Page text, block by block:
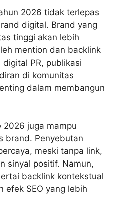
2026 tidak terlepas
digital. Brand yang
tinggi akan lebih
mention dan backlink
PR, publikasi
di komunitas
dalam membangun
2026 juga mampu
brand. Penyebutan
meski tanpa link,
sinyal positif. Namun,
backlink kontekstual
efek SEO yang lebih